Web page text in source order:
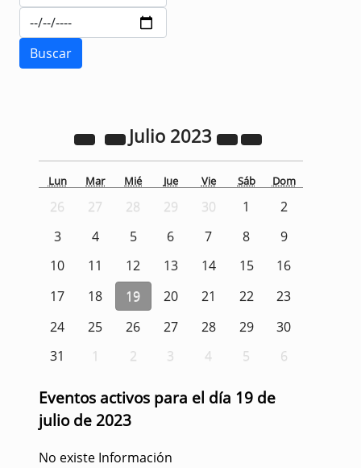
Julio 2023
Lun Mar Mié Jue Vie Sáb Dom
26 27 28 29 30 1
2
3
4 5 6 7 8
9
10
11 12 13 14 15
16
17
18 19 20 21 22
23
24
25 26 27 28 29
30
31
1 2 3 4 5 6
Eventos activos para el día 19 de
julio de 2023
No existe Información